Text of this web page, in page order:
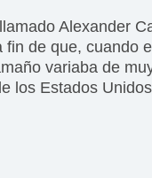
Alexander
de que, cuando
variaba de
Estados